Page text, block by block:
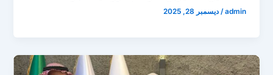
admin
/ديسمبر 28, 2025